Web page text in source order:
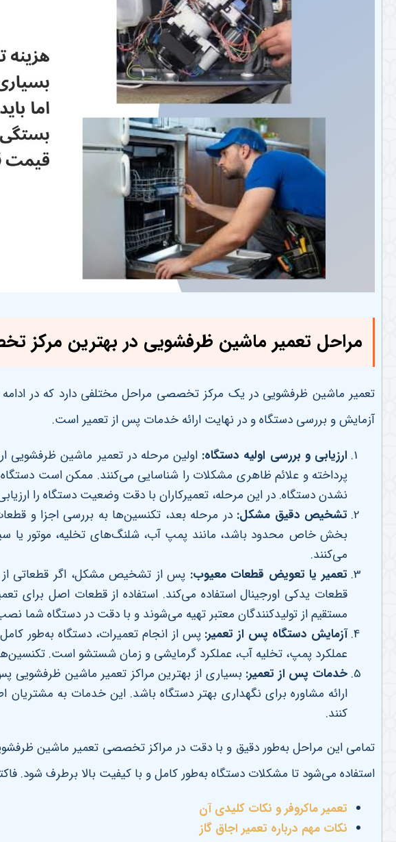
مراحل تعمیر ماشین ظرفشویی در بهترین مرکز
تعمیر ماشین ظرفشویی در یک مرکز تخصصی مراحل مختلفی دارد که در
آزمایش و بررسی دستگاه و در نهایت ارائه خدمات پس از تعمیر است.
ارزیابی و بررسی اولیه دستگاه: اولین مرحله در تعمیر ماشین ظرفشویی
پرداخته و علائم ظاهری مشکلات را شناسایی می‌کنند. ممکن است
نشدن دستگاه. در این مرحله، تعمیرکاران با دقت وضعیت دستگاه را
تشخیص دقیق مشکل: در مرحله بعد، تکنسین‌ها به بررسی اجزا و
بخش خاص محدود باشد، مانند پمپ آب، شلنگ‌های تخلیه، موتور یا
می‌کنند.
تعمیر یا تعویض قطعات معیوب: پس از تشخیص مشکل، اگر قطعاتی از
قطعات یدکی اورجینال استفاده می‌کند. استفاده از قطعات اصل برای
مستقیم از تولیدکنندگان معتبر تهیه می‌شوند و با دقت در دستگاه شما
آزمایش دستگاه پس از تعمیر: پس از انجام تعمیرات، دستگاه به‌طور
عملکرد پمپ، تخلیه آب، عملکرد گرمایشی و زمان شستشو است.
خدمات پس از تعمیر: بسیاری از بهترین مراکز تعمیر ماشین ظرفشویی
ارائه مشاوره برای نگهداری بهتر دستگاه باشد. این خدمات به مشتریان
کنند.
تمامی این مراحل به‌طور دقیق و با دقت در مراکز تخصصی تعمیر ماشین
استفاده می‌شود تا مشکلات دستگاه به‌طور کامل و با کیفیت بالا برطرف شود.
تعمیر ماکروفر و نکات کلیدی آن
نکات مهم درباره تعمیر اجاق گاز